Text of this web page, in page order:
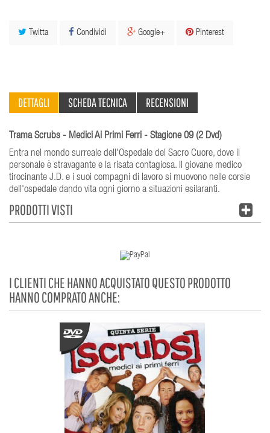
Twitta Condividi Google+ Pinterest
DETTAGLI SCHEDA TECNICA RECENSIONI
Trama Scrubs - Medici Ai Primi Ferri - Stagione 09 (2 Dvd)
Entra nel mondo surreale dell'Ospedale del Sacro Cuore, dove il
personale è stravagante e la risata contagiosa. Il giovane medico
tirocinante J.D. e i suoi compagni di lavoro si muovono nelle corsie
dell'ospedale dando vita ogni giorno a situazioni esilaranti.
PRODOTTI VISTI
I CLIENTI CHE HANNO ACQUISTATO QUESTO PRODOTTO
HANNO COMPRATO ANCHE: